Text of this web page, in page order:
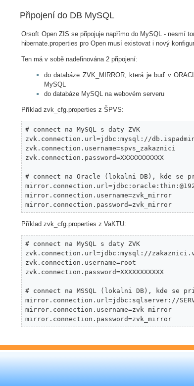
Připojení do DB MySQL
Orsoft Open ZIS se připojuje napřímo do MySQL - nesmí
hibernate.properties pro Open musí existovat i nový
Ten má v sobě nadefinována 2 připojení:
do databáze ZVK_MIRROR, která je buď v
MySQL
do databáze MySQL na webovém serveru
Příklad zvk_cfg.properties z ŠPVS:
# connect na MySQL s daty ZVK
zvk.connection.url=jdbc:mysql://
zvk.connection.username=spvs_zakaznici
zvk.connection.password=XXXXXXXXXXX
# connect na Oracle (lokalni DB), kde se
mirror.connection.username=zvk_mirror
mirror.connection.password=zvk_mirror
Příklad zvk_cfg.properties z VaKTU:
# connect na MySQL s daty ZVK
zvk.connection.url=jdbc:mysql://
zvk.connection.username=root
zvk.connection.password=XXXXXXXXXXX
# connect na MSSQL (lokalni DB), kde se
mirror.connection.url=jdbc:sqlserver://
mirror.connection.username=zvk_mirror
mirror.connection.password=zvk_mirror